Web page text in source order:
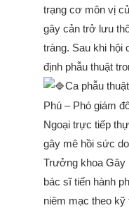
trạng cơ môn vị
gây cản trở lưu
tràng. Sau khi hội
định phẫu thuật
Ca phẫu
Phú – Phó giám
Ngoại trực tiếp
gây mê hồi sức
Trưởng khoa Gây
bác sĩ tiến hành
niêm mạc theo